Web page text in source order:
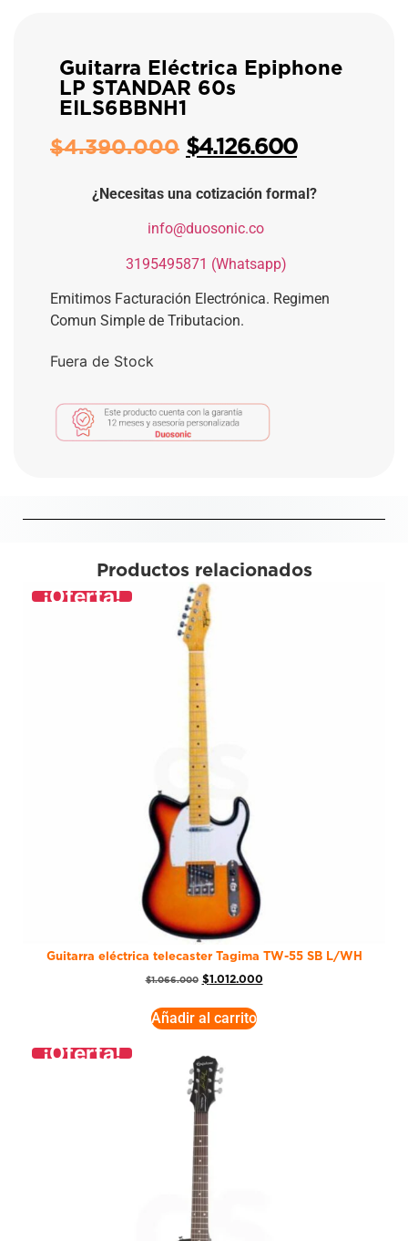
Guitarra Eléctrica Epiphone
LP STANDAR 60s
EILS6BBNH1
$4.390.000 $4.126.600
¿Necesitas una cotización formal?
info@duosonic.co
3195495871 (Whatsapp)
Emitimos Facturación Electrónica. Regimen
Comun Simple de Tributacion.
Fuera de Stock
Productos relacionados
¡Oferta!
Guitarra eléctrica telecaster Tagima TW-55 SB L/WH
$1.066.000 $1.012.000
Añadir al carrito
¡Oferta!